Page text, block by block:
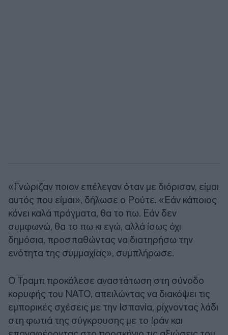
«Γνώριζαν ποιον επέλεγαν όταν με διόρισαν, είμαι
αυτός που είμαι», δήλωσε ο Ρούτε. «Εάν κάποιος
κάνει καλά πράγματα, θα το πω. Εάν δεν
συμφωνώ, θα το πω κι εγώ, αλλά ίσως όχι
δημόσια, προσπαθώντας να διατηρήσω την
ενότητα της συμμαχίας», συμπλήρωσε.
Ο Τραμπ προκάλεσε αναστάτωση στη σύνοδο
κορυφής του ΝΑΤΟ, απειλώντας να διακόψει τις
εμπορικές σχέσεις με την Ισπανία, ρίχνοντας λάδι
στη φωτιά της σύγκρουσης με το Ιράν και